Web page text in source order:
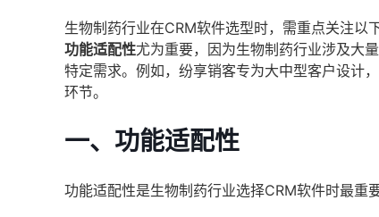
生物制药行业在CRM软件选型时，需重点关注以
功能适配性尤为重要，因为生物制药行业涉及大
特定需求。例如，纷享销客专为大中型客户设计
环节。
一、功能适配性
功能适配性是生物制药行业选择CRM软件时最重